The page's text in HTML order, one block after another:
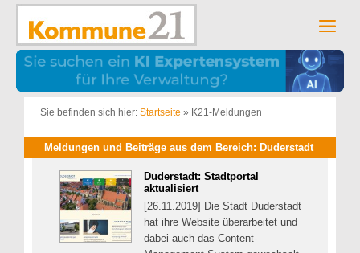
Zum
springen
Sie befinden sich hier: Startseite » K21-Meldungen
Meldungen und Beiträge aus dem Bereich: Duderstadt
Duderstadt: Stadtportal
aktualisiert
[26.11.2019] Die Stadt Duderstadt
hat ihre Website überarbeitet und
dabei auch das Content-